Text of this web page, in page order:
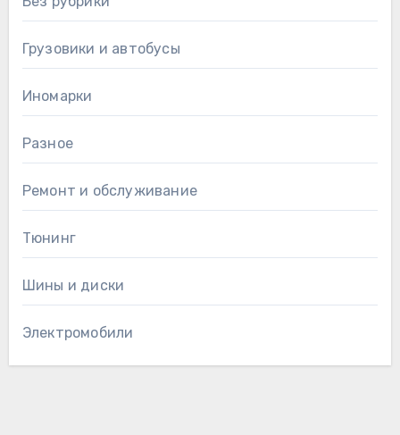
Грузовики и автобусы
Иномарки
Разное
Ремонт и обслуживание
Тюнинг
Шины и диски
Электромобили